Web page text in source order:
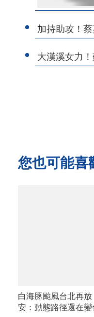
加持助攻！
大漢溪女力
您也可能喜
白海豚颱風台北再
安：動態路徑還在變